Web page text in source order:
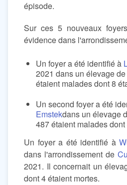
épisode.
Sur ces 5 nouveaux
évidence dans
Un foyer a été identifié à
2021 dans un élevage
étaient malades dont 8
Un second foyer a été
Emstekdans un élevage
487 étaient malades
Un foyer a été identifié à
dans l'arrondissement de
2021. Il concernait un
dont 4 étaient mortes.